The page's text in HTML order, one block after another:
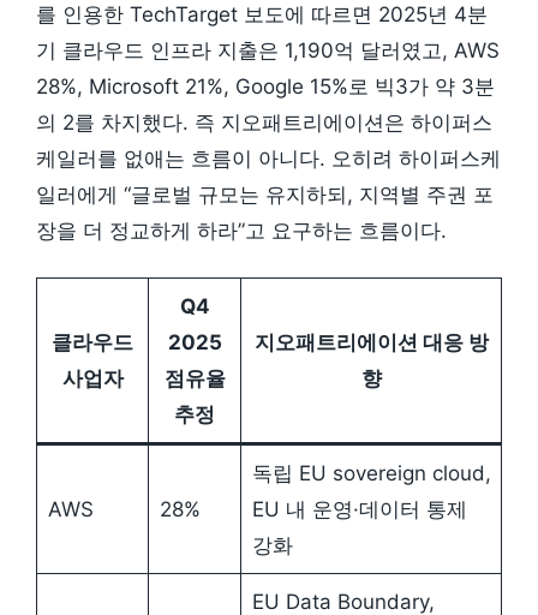
를 인용한 TechTarget 보도에 따르면 2025년 4분
기 클라우드 인프라 지출은 1,190억 달러였고, AWS
28%, Microsoft 21%, Google 15%로 빅3가 약 3분
의 2를 차지했다. 즉 지오패트리에이션은 하이퍼스
케일러를 없애는 흐름이 아니다. 오히려 하이퍼스케
일러에게 “글로벌 규모는 유지하되, 지역별 주권 포
장을 더 정교하게 하라”고 요구하는 흐름이다.
클라우드
사업자
Q4
2025
점유율
추정
지오패트리에이션 대응 방
향
AWS 28%
독립 EU sovereign cloud,
EU 내 운영·데이터 통제
강화
EU Data Boundary,